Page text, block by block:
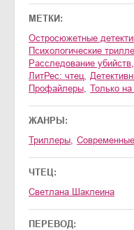
МЕТКИ:
остросюжетные
психологические
расследование убийств,
ЛитРес: чтец,
профайлеры, только
ЖАНРЫ:
триллеры,
ЧТЕЦ:
Светлана Шаклеина
ПЕРЕВОД: